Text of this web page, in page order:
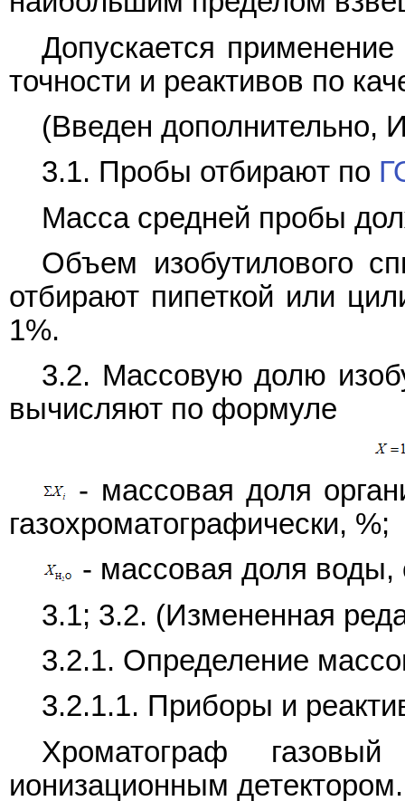
Допускается
точности и реактивов по
(Введен дополнительно,
3.1. Пробы отбирают по
Масса средней пробы
Объем изобутилового
отбирают пипеткой или
1%.
3.2. Массовую долю
вычисляют по формуле
- массовая доля
газохроматографически, %;
- массовая доля
3.1; 3.2. (Измененная
3.2.1. Определение
3.2.1.1. Приборы и
Хроматограф
ионизационным детектором.